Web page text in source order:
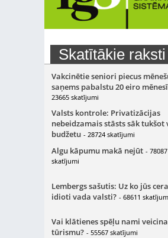
Skatītākie raksti
Vakcinētie seniori piecus
saņems pabalstu 20 eiro mēnesī
23665 skatījumi
Valsts kontrole: Privatizācijas
nebeidzamais stāsts sāk tukšot
budžetu - 28724 skatījumi
Algu kāpumu makā nejūt - 78087
skatījumi
Lembergs sašutis: Uz ko jūs
idioti vada valsti? - 68611
Vai klātienes spēļu nami veicina
tūrismu? - 55567 skatījumi